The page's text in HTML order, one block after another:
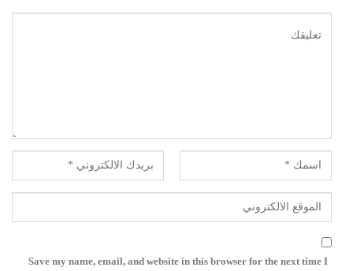
Save my name, email, and website in this browser for the next time I